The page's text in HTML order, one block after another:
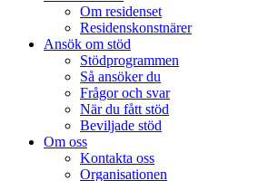
Om residenset
Residenskonstnärer
Ansök om stöd
Stödprogrammen
Så ansöker du
Frågor och svar
När du fått stöd
Beviljade stöd
Om oss
Kontakta oss
Organisationen